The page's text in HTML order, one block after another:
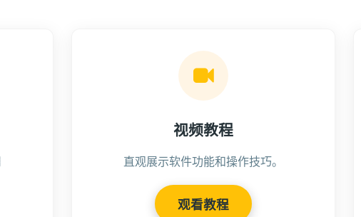
视频教程
直观展示软件功能和操作技巧。
观看教程